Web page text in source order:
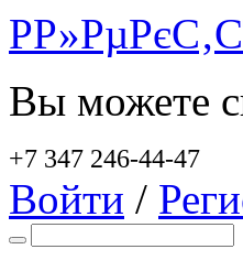
Вы можете
+7 347 246-44-47
Войти /